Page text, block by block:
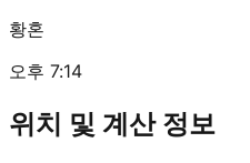
황혼
오후 7:14
위치 및 계산 정보